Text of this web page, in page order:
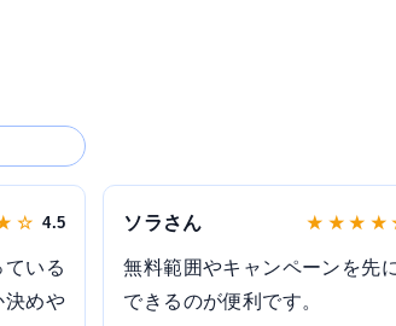
☆ 4.5
いる
決めや
ソラさん ★ ★ ★ ★
無料範囲やキャンペーンを先
できるのが便利です。